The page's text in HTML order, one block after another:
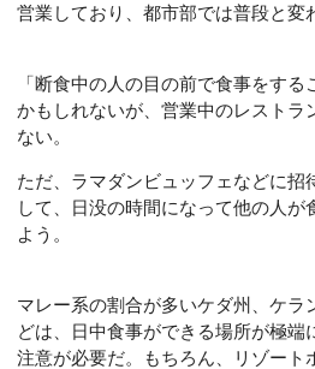
営業しており、都市部では普段と変
「断食中の人の目の前で食事をする
かもしれないが、営業中のレストラ
ない。
ただ、ラマダンビュッフェなどに招
して、日没の時間になって他の人が
よう。
マレー系の割合が多いケダ州、ケラ
どは、日中食事ができる場所が極端
注意が必要だ。もちろん、リゾート